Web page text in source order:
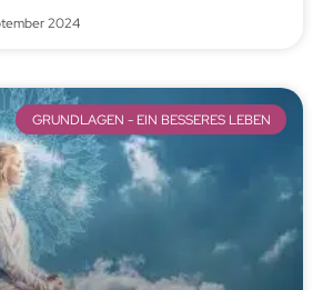
2024
GRUNDLAGEN - EIN BESSERES LEBEN